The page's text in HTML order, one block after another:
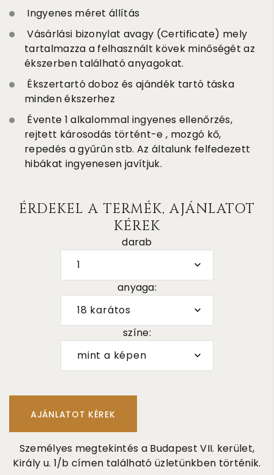
Ingyenes méret állítás
Vásárlási bizonylat avagy (Certificate) mely
tartalmazza a felhasznált kövek minőségét az
ékszerben található anyagokat.
Ékszertartó doboz és ajándék tartó táska
minden ékszerhez
Évente 1 alkalommal ingyenes ellenőrzés,
rejtett károsodás történt-e , mozgó kő,
repedés a gyűrűn stb. Az általunk felfedezett
hibákat ingyenesen javítjuk.
ÉRDEKEL A TERMÉK, AJÁNLATOT
KÉREK
darab
1
anyaga:
18 karátos
színe:
mint a képen
Személyes megtekintés a Budapest VII. kerület,
Király u. 1/b címen található üzletünkben történik.